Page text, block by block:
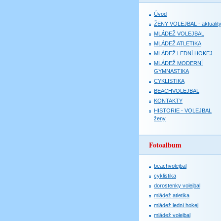
Úvod
ŽENY VOLEJBAL - aktuality
MLÁDEŽ VOLEJBAL
MLÁDEŽ ATLETIKA
MLÁDEŽ LEDNÍ HOKEJ
MLÁDEŽ MODERNÍ
GYMNASTIKA
CYKLISTIKA
BEACHVOLEJBAL
KONTAKTY
HISTORIE - VOLEJBAL
ženy
Fotoalbum
beachvolejbal
cyklistika
dorostenky volejbal
mládež atletika
mládež lední hokej
mládež volejbal